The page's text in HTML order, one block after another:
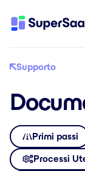
Supporto
Primi passi
Processi